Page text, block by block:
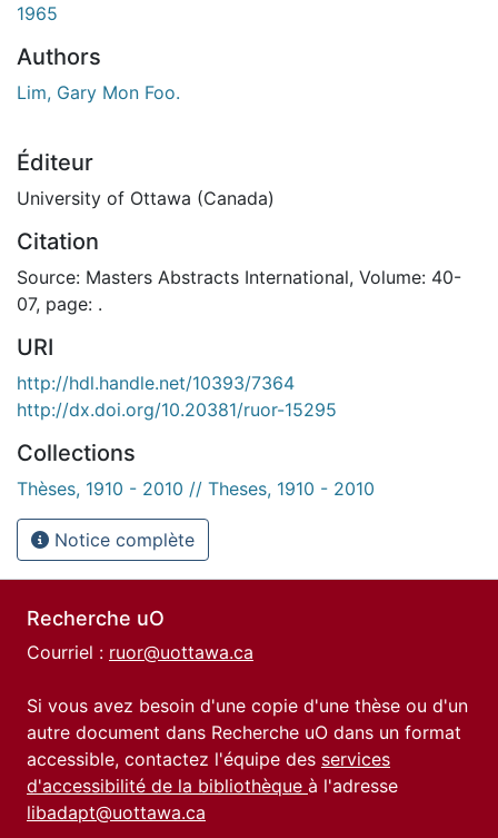
1965
Authors
Lim, Gary Mon Foo.
Éditeur
University of Ottawa (Canada)
Citation
Source: Masters Abstracts International, Volume: 40-
07, page: .
URI
http://hdl.handle.net/10393/7364
http://dx.doi.org/10.20381/ruor-15295
Collections
Thèses, 1910 - 2010 // Theses, 1910 - 2010
Notice complète
Recherche uO
Courriel : ruor@uottawa.ca
Si vous avez besoin d'une copie d'une thèse ou d'un
autre document dans Recherche uO dans un format
accessible, contactez l'équipe des services
d'accessibilité de la bibliothèque à l'adresse
libadapt@uottawa.ca